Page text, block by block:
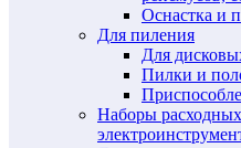
Оснастка и
Для пиления
Для
Пилки и
Наборы